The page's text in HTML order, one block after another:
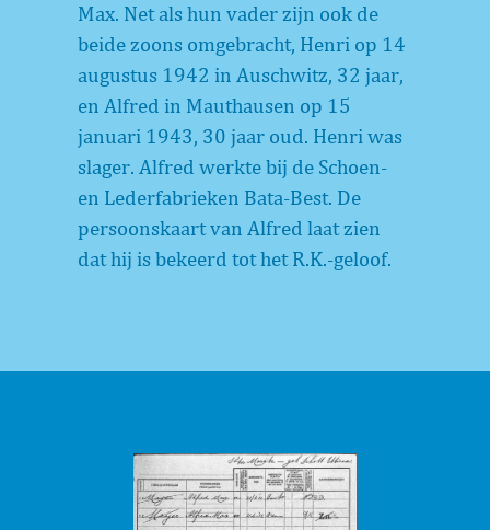
Max. Net als hun vader zijn ook de
beide zoons omgebracht, Henri op 14
augustus 1942 in Auschwitz, 32 jaar,
en Alfred in Mauthausen op 15
januari 1943, 30 jaar oud. Henri was
slager. Alfred werkte bij de Schoen-
en Lederfabrieken Bata-Best. De
persoonskaart van Alfred laat zien
dat hij is bekeerd tot het R.K.-geloof.